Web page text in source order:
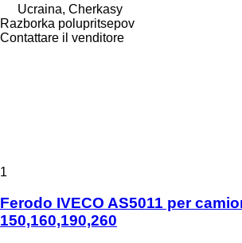
Ucraina, Cherkasy
Razborka polupritsepov
Contattare il venditore
1
Ferodo IVECO AS5011 per
150,160,190,260